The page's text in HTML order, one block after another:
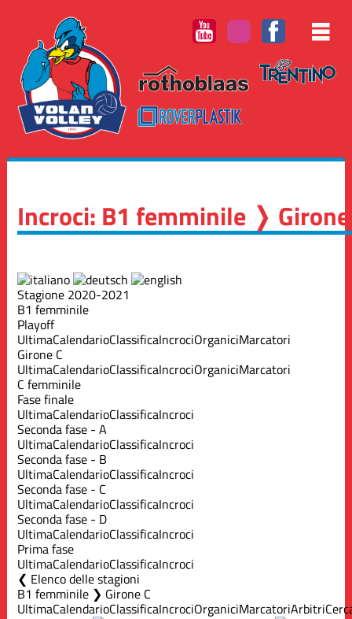
Incroci: B1 femminile ❭ Girone
Stagione 2020-2021
B1 femminile
Playoff
UltimaCalendarioClassificaIncrociOrganiciMarcatori
Girone C
UltimaCalendarioClassificaIncrociOrganiciMarcatori
C femminile
Fase finale
UltimaCalendarioClassificaIncroci
Seconda fase - A
UltimaCalendarioClassificaIncroci
Seconda fase - B
UltimaCalendarioClassificaIncroci
Seconda fase - C
UltimaCalendarioClassificaIncroci
Seconda fase - D
UltimaCalendarioClassificaIncroci
Prima fase
UltimaCalendarioClassificaIncroci
Elenco delle stagioni
B1 femminile ❯ Girone C
UltimaCalendarioClassificaIncrociOrganiciMarcatoriArbitri